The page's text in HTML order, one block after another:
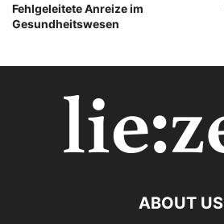
Fehlgeleitete Anreize im
Gesundheitswesen
ABOUT US